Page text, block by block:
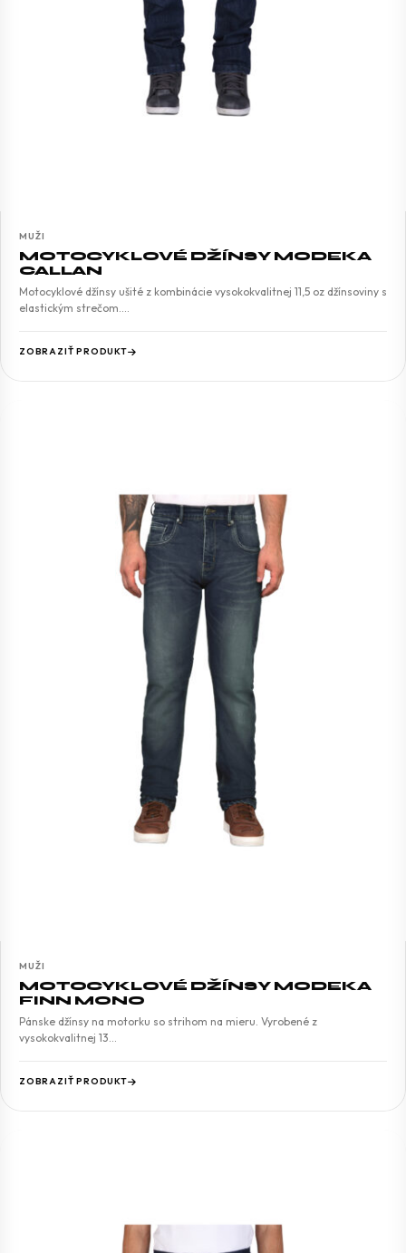
MUŽI
MOTOCYKLOVÉ DŽÍNSY MODEKA
CALLAN
Motocyklové džínsy ušité z kombinácie vysokokvalitnej 11,5 oz džínsoviny s
elastickým strečom.…
ZOBRAZIŤ PRODUKT
MUŽI
MOTOCYKLOVÉ DŽÍNSY MODEKA
FINN MONO
Pánske džínsy na motorku so strihom na mieru. Vyrobené z
vysokokvalitnej 13…
ZOBRAZIŤ PRODUKT